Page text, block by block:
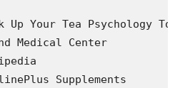
Your Tea Psychology
Medical Center
Supplements